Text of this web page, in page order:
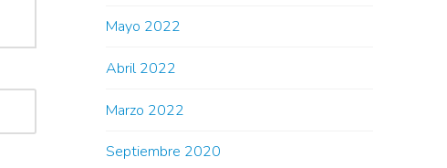
Mayo 2022
Abril 2022
Marzo 2022
Septiembre 2020